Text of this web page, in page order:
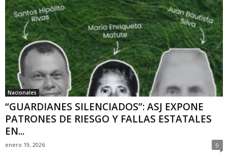
Nacionales
“GUARDIANES SILENCIADOS”: ASJ EXPONE
PATRONES DE RIESGO Y FALLAS ESTATALES
EN...
enero 19, 2026 0